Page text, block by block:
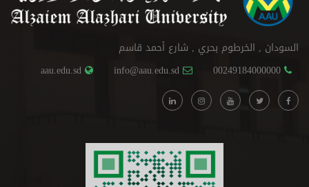
السودان , الخرطوم بحري , شارع أحمد قاسم
00249184000000
info@aau.edu.sd
aau.edu.sd